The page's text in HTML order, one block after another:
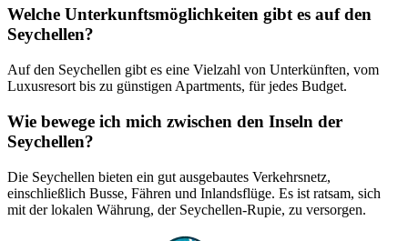
Welche Unterkunftsmöglichkeiten gibt es auf den
Seychellen?
Auf den Seychellen gibt es eine Vielzahl von Unterkünften, vom
Luxusresort bis zu günstigen Apartments, für jedes Budget.
Wie bewege ich mich zwischen den Inseln der
Seychellen?
Die Seychellen bieten ein gut ausgebautes Verkehrsnetz,
einschließlich Busse, Fähren und Inlandsflüge. Es ist ratsam, sich
mit der lokalen Währung, der Seychellen-Rupie, zu versorgen.